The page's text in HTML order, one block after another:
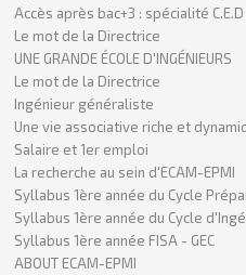
Accès après bac+3 : spécialité
Le mot de la Directrice
UNE GRANDE ÉCOLE D'INGÉNIEURS
Le mot de la Directrice
Ingénieur généraliste
Une vie associative riche et
Salaire et 1er emploi
La recherche au sein d'ECAM-EPMI
Syllabus 1ère année du Cycle
Syllabus 1ère année du Cycle
Syllabus 1ère année FISA - GEC
ABOUT ECAM-EPMI